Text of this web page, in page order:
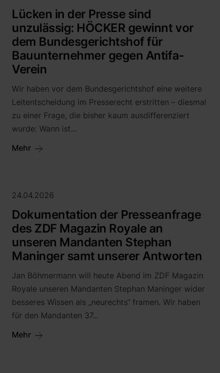
Lücken in der Presse sind
unzulässig: HÖCKER gewinnt vor
dem Bundesgerichtshof für
Bauunternehmer gegen Antifa-
Verein
Wir haben vor dem Bundesgerichtshof eine weitere
Leitentscheidung im Presserecht erstritten – diesmal
zu einer Frage, die bisher kaum ausdifferenziert
wurde: Wann ist...
Mehr
24.04.2026
Dokumentation der Presseanfrage
des ZDF Magazin Royale an
unseren Mandanten Stephan
Maninger samt unserer Antworten
Jan Böhmermann will heute Abend im ZDF Magazin
Royale unseren Mandanten Stephan Maninger wider
besseres Wissen als „neurechts“ framen. Wir haben
für den Mandanten 37...
Mehr